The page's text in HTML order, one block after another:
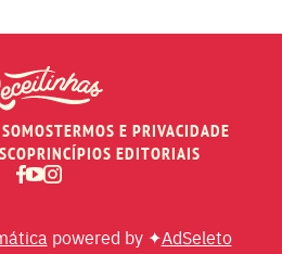
FRYER
TERMOS E PRIVACIDADE
PRINCÍPIOS EDITORIAIS
powered by ✦AdSeleto